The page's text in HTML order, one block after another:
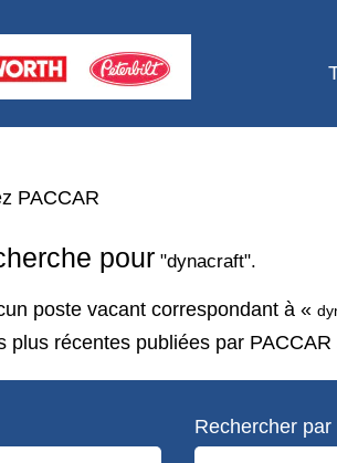
PACCAR
pour "dynacraft".
poste vacant correspondant à «
plus récentes publiées par
Rechercher